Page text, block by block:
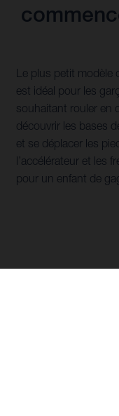
Le plus petit modèle
est idéal pour les
souhaitant rouler en
découvrir les bases
et se déplacer les
l’accélérateur et les
pour un enfant de